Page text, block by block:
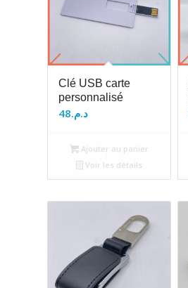
Clé USB carte
personnalisé
د.م.48
Ajouter au panier
Voir les détails